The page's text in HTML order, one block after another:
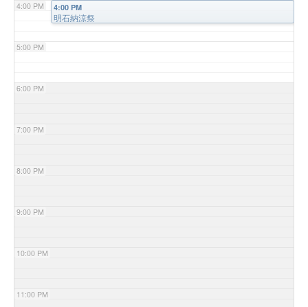
4:00 PM
5:00 PM
6:00 PM
7:00 PM
8:00 PM
9:00 PM
10:00 PM
11:00 PM
4:00 PM
明石納涼祭